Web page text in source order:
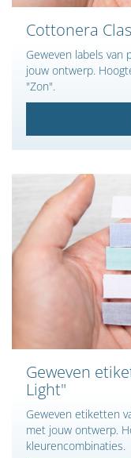
Cottonera
Geweven labels van
jouw ontwerp.
"Zon".
Geweven
Light"
Geweven etiketten
met jouw ontwerp.
kleurencombinaties.